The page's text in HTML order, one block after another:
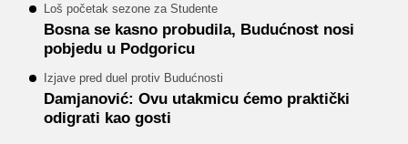
Loš početak sezone za Studente
Bosna se kasno probudila, Budućnost nosi
pobjedu u Podgoricu
Izjave pred duel protiv Budućnosti
Damjanović: Ovu utakmicu ćemo praktički
odigrati kao gosti